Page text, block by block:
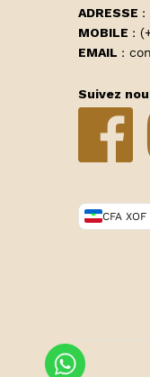
ADRESSE :
MOBILE :
EMAIL :
Suivez
CFA XOF